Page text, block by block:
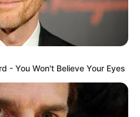
- You Won't Believe Your Eyes